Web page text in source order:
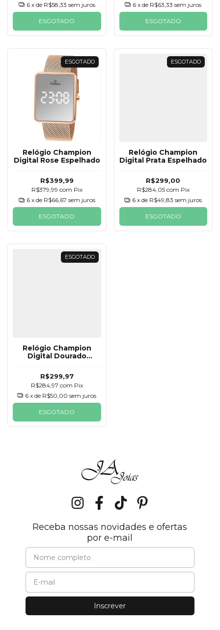
6 x de R$58,33 sem juros
ESGOTADO
6 x de R$63,33 sem juros
ESGOTADO
ESGOTADO
Relógio Champion
Digital Rose Espelhado
R$399,99
R$379,99 com Pix
6 x de R$66,67 sem juros
ESGOTADO
ESGOTADO
Relógio Champion
Digital Prata Espelhado
R$299,00
R$284,05 com Pix
6 x de R$49,83 sem juros
ESGOTADO
ESGOTADO
Relógio Champion
Digital Dourado
R$299,97
R$284,97 com Pix
6 x de R$50,00 sem juros
ESGOTADO
Receba nossas novidades e ofertas
por e-mail